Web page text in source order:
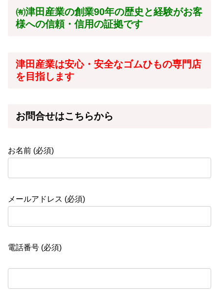
㈲津田産業の創業90年の歴史と経験がお客
様への信頼・信用の証拠です
津田産業は安心・安全なゴムひもの専門店
を目指します
お問合せはこちらから
お名前 (必須)
メールアドレス (必須)
電話番号 (必須)